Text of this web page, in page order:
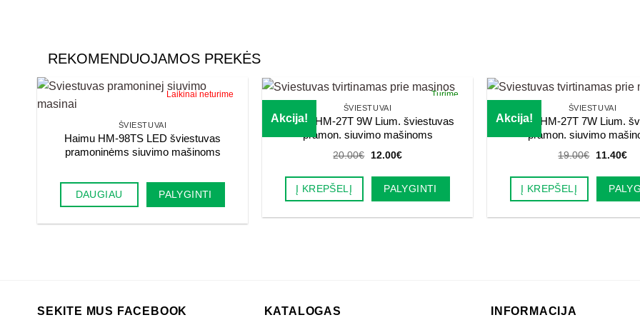
REKOMENDUOJAMOS PREKĖS
Laikinai neturime
ŠVIESTUVAI
Haimu HM-98TS LED šviestuvas
pramoninėms siuvimo mašinoms
DAUGIAU PALYGINTI
Akcija!
Turime
ŠVIESTUVAI
Haimu HM-27T 9W Lium. šviestuvas
pramon. siuvimo mašinoms
20.00€
Original
was:
20.00€.
12.00€Current
is:
12.00€.
Į KREPŠELĮ PALYGINTI
Akcija!
ŠVIESTUVAI
Haimu HM-27T 7W Lium.
pramon. siuvimo
19.00€
Original
was:
19.00€.
11.40€
is:
Į KREPŠELĮ
SEKITE MUS FACEBOOK KATALOGAS INFORMACIJA